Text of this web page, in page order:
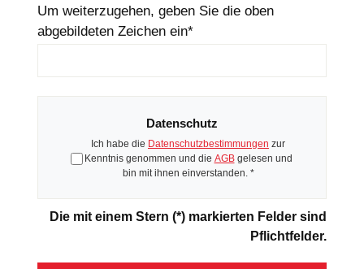
Um weiterzugehen, geben Sie die oben
abgebildeten Zeichen ein*
Datenschutz
Ich habe die Datenschutzbestimmungen zur
Kenntnis genommen und die AGBgelesen und
bin mit ihnen einverstanden. *
Die mit einem Stern (*) markierten Felder sind
Pflichtfelder.